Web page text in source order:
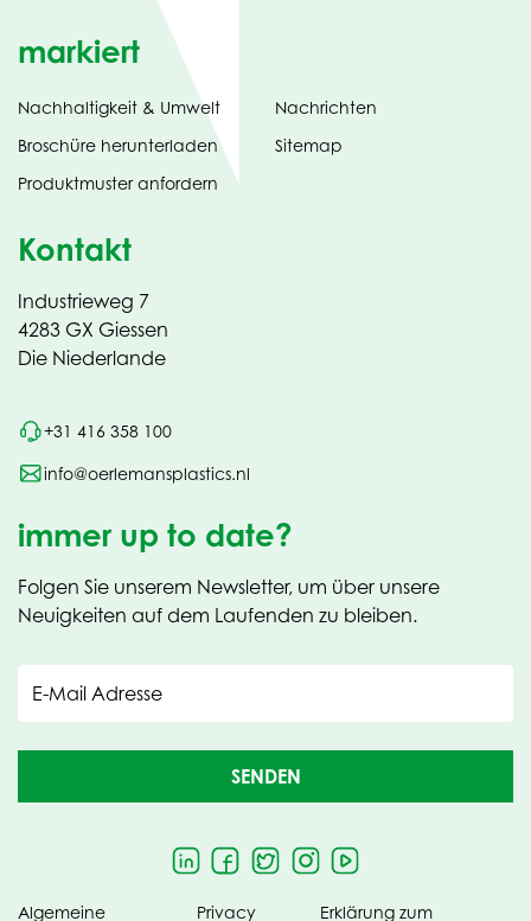
markiert
Nachhaltigkeit & Umwelt
Broschüre herunterladen(opens
in
new
Produktmuster anfordern
Nachrichten
Sitemap
Kontakt
Industrieweg 7
4283 GX Giessen
Die Niederlande
+31 416 358 100
info@oerlemansplastics.nl
immer up to date?
Folgen Sie unserem Newsletter, um über unsere
Neuigkeiten auf dem Laufenden zu bleiben.
E-Mail Adresse
SENDEN
Algemeine Privacy Erklärung zum